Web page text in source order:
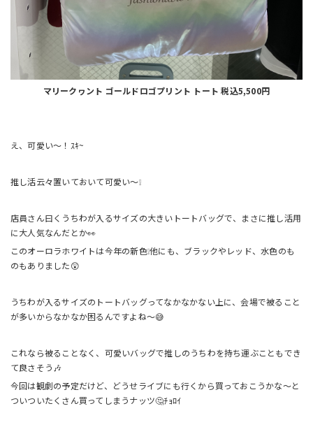
マリークヮント ゴールドロゴプリント トート 税込5,500円
え、可愛い～！ｽｷ~
推し活云々置いておいて可愛い～❕
店員さん曰くうちわが入るサイズの大きいトートバッグで、まさに推し活用
に大人気なんだとか👀
このオーロラホワイトは今年の新色❕他にも、ブラックやレッド、水色のも
のもありました😲
うちわが入るサイズのトートバッグってなかなかない上に、会場で被ること
が多いからなかなか困るんですよね～😅
これなら被ることなく、可愛いバッグで推しのうちわを持ち運ぶこともでき
て良さそう🎶
今回は観劇の予定だけど、どうせライブにも行くから買っておこうかな～と
ついついたくさん買ってしまうナッツ🤔ﾁｮﾛｲ